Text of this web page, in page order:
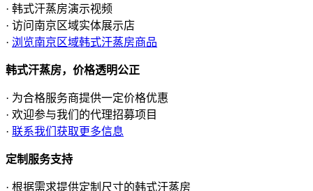
· 韩式汗蒸房演示视频
· 访问南京区域实体展示店
· 浏览南京区域韩式汗蒸房商品
韩式汗蒸房，价格透明公正
· 为合格服务商提供一定价格优惠
· 欢迎参与我们的代理招募项目
· 联系我们获取更多信息
定制服务支持
· 根据需求提供定制尺寸的韩式汗蒸房